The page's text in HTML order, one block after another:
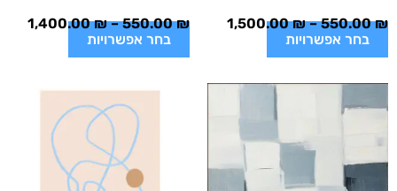
550.00₪
–
1,500.00₪
בחר אפשרויות
550.00₪
–
1,400.00₪
בחר אפשרויות